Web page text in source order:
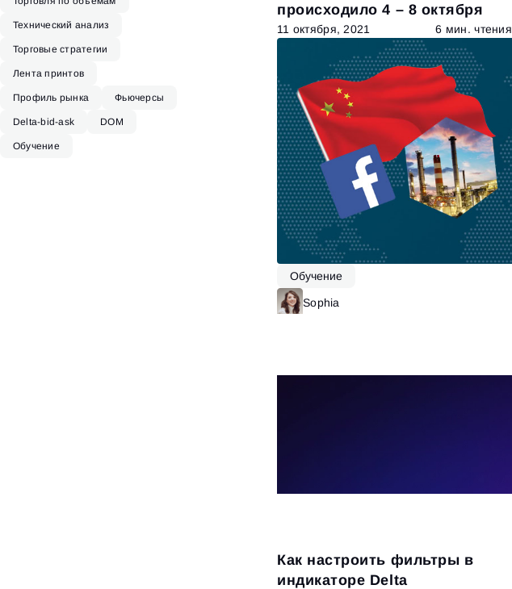
Технический анализ
Торговые стратегии
Лента принтов
Профиль рынка Фьючерсы
Delta-bid-ask DOM
Обучение
происходило 4 – 8 октября
11 октября, 2021 6 мин. чтения
Обучение
Sophia
Как настроить фильтры в
индикаторе Delta